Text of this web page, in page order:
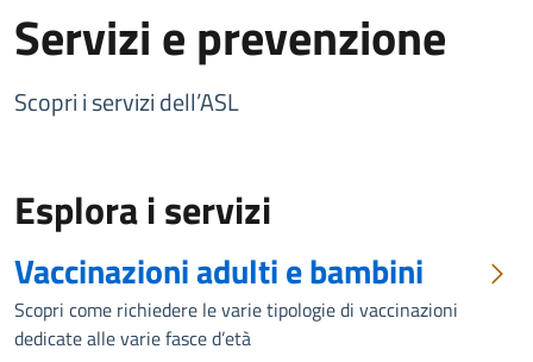
Servizi e prevenzione
Scopri i servizi dell’ASL
Esplora i servizi
Vaccinazioni adulti e bambini
Scopri come richiedere le varie tipologie di vaccinazioni
dedicate alle varie fasce d’età